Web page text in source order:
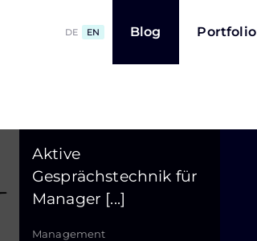
Portfolio
Blog
DE EN
Aktive
Gesprächstechnik für
Manager [...]
Management